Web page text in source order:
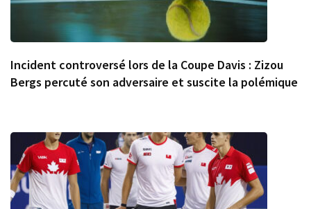
Incident controversé lors de la Coupe Davis : Zizou
Bergs percuté son adversaire et suscite la polémique